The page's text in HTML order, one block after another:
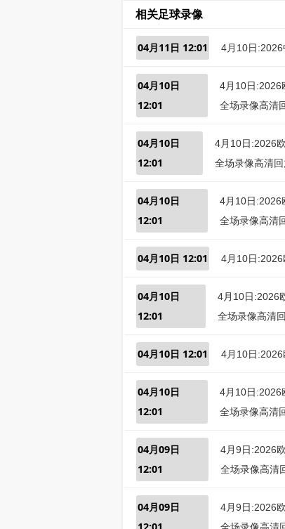
相关足球录像
04月11日 12:01 4月10日
04月10日
12:01
4月10日:2026
全场录像高清
04月10日
12:01
4月10日:2026
全场录像高清
04月10日
12:01
4月10日:2026
全场录像高清
04月10日 12:01 4月10日
04月10日
12:01
4月10日:2026
全场录像高清
04月10日 12:01 4月10日
04月10日
12:01
4月10日:2026
全场录像高清
04月09日
12:01
4月9日:2026
全场录像高清
04月09日
4月9日:2026
全场录像高清